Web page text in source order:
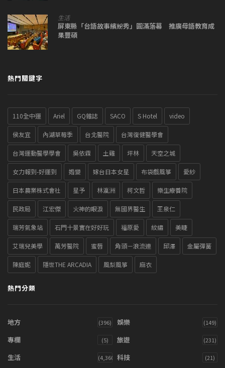
生活
屏東縣「台語故事繽紛秀」圓滿落幕 推廣母語教育成
果豐碩
熱門關鍵字
110全中運 Ariel GQ雜誌 SACO S Hotel video
侯友宜 內湖草莓季 台北醫院 台灣復健醫學會
台灣運動醫學學會 吳依霖 土雞 坪林 天空之城
女力報到-好運到 婚變 嫁台日本女星 布袋戲風箏 愛紗
日本農業株式會社 星予 林瀛洲 柯文哲 樂生療養院
民政局 江宏傑 火神的眼淚 無國界醫生 王泉仁
瑞芳氣象站 石門十景實在好好玩 福原愛 紋繡 美睫
艾瑞兒美學 萬芳醫院 蜜唇 角頭－浪流連 邱澤 金屬彈簧
陳庭妮 隱世THE ARCADIA 風梨風箏 麻衣
熱門分類
地方 (396) 娛樂 (149)
專欄 (5) 旅遊 (231)
生活 (4,360) 科技 (21)